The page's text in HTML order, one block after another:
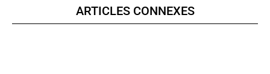
ARTICLES CONNEXES